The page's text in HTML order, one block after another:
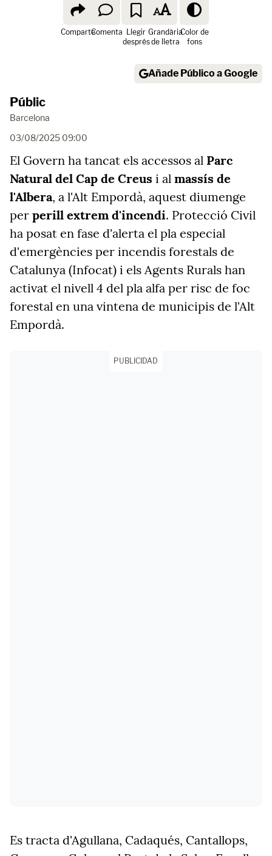
ComparteComenta Llegir
després
Grandària
de lletra
Color de
fons
Añade Público a Google
Públic
Barcelona
03/08/2025 09:00
El Govern ha tancat els accessos al Parc
Natural del Cap de Creus i al massís de
l'Albera, a l'Alt Empordà, aquest diumenge
per perill extrem d'incendi. Protecció Civil
ha posat en fase d'alerta el pla especial
d'emergències per incendis forestals de
Catalunya (Infocat) i els Agents Rurals han
activat el nivell 4 del pla alfa per risc de foc
forestal en una vintena de municipis de l'Alt
Empordà.
PUBLICIDAD
Es tracta d'Agullana, Cadaqués, Cantallops,